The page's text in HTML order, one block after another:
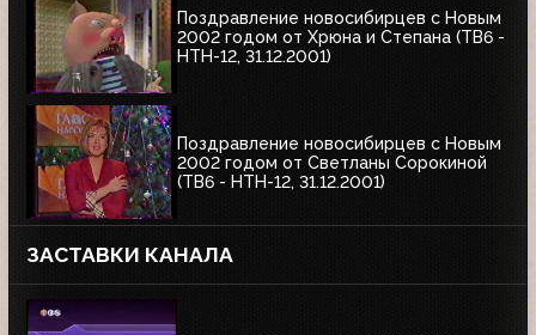
Поздравление новосибирцев с Новым
2002 годом от Хрюна и Степана (ТВ6 -
НТН-12, 31.12.2001)
Поздравление новосибирцев с Новым
2002 годом от Светланы Сорокиной
(ТВ6 - НТН-12, 31.12.2001)
ЗАСТАВКИ КАНАЛА